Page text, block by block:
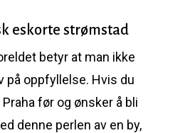
eskorte strømstad
betyr at man ikke
på oppfyllelse. Hvis du
før og ønsker å bli
denne perlen av en by,